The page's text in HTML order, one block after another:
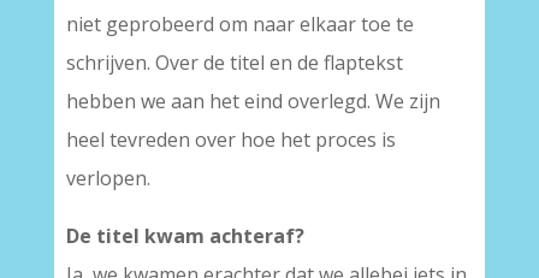
niet geprobeerd om naar elkaar toe te
schrijven. Over de titel en de flaptekst
hebben we aan het eind overlegd. We zijn
heel tevreden over hoe het proces is
verlopen.
De titel kwam achteraf?